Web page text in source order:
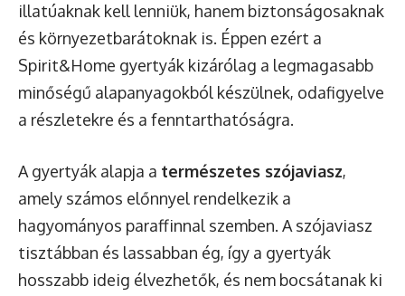
illatúaknak kell lenniük, hanem biztonságosaknak
és környezetbarátoknak is. Éppen ezért a
Spirit&Home gyertyák kizárólag a legmagasabb
minőségű alapanyagokból készülnek, odafigyelve
a részletekre és a fenntarthatóságra.
A gyertyák alapja a természetes szójaviasz,
amely számos előnnyel rendelkezik a
hagyományos paraffinnal szemben. A szójaviasz
tisztábban és lassabban ég, így a gyertyák
hosszabb ideig élvezhetők, és nem bocsátanak ki